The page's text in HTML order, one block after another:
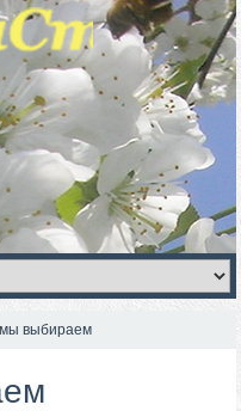
выбираем